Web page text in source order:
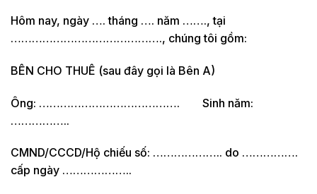
Hôm nay, ngày …. tháng …. năm ……., tại
……………………………………., chúng tôi gồm:
BÊN CHO THUÊ (sau đây gọi là Bên A)
Ông: …………………………………. Sinh năm:
……………..
CMND/CCCD/Hộ chiếu số: ……………….. do …………….
cấp ngày ………………..